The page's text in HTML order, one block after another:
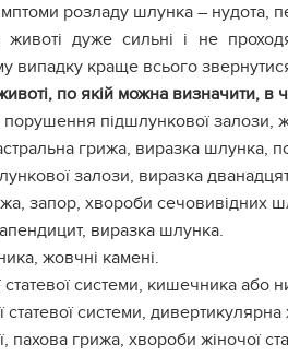
розладу шлунка – нудота,
дуже сильні і не
випадку краще всього
по якій можна визначити, в
підшлункової залози,
грижа, виразка шлунка,
залози, виразка
запор, хвороби сечовивідних
виразка шлунка.
жовчні камені.
системи, кишечника або
статевої системи,
пахова грижа, хвороби жіночої